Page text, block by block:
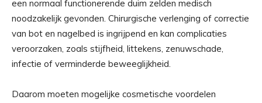
een normaal functionerende duim zelden medisch
noodzakelijk gevonden. Chirurgische verlenging of correctie
van bot en nagelbed is ingrijpend en kan complicaties
veroorzaken, zoals stijfheid, littekens, zenuwschade,
infectie of verminderde beweeglijkheid.
Daarom moeten mogelijke cosmetische voordelen